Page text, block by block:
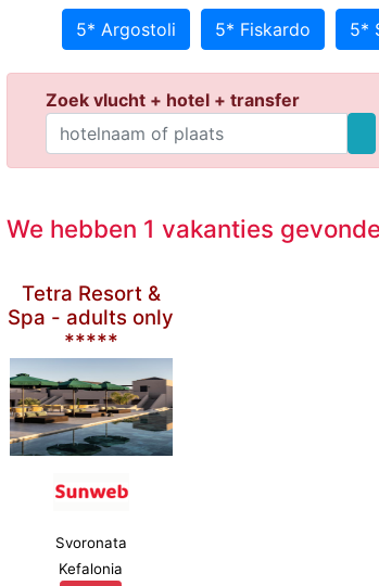
5* Argostoli 5* Fiskardo 5*
Zoek vlucht + hotel + transfer
We hebben 1 vakanties
Tetra Resort &
Spa - adults only
*****
Svoronata
Kefalonia